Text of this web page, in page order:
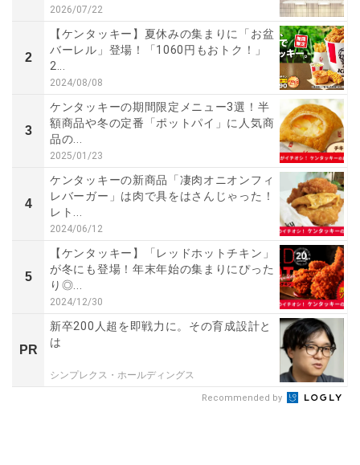
2026/07/22
2
【ケンタッキー】夏休みの集まりに「お盆
バーレル」登場！「1060円もおトク！」
2...
2024/08/08
3
ケンタッキーの期間限定メニュー3選！半
額商品や冬の定番「ポットパイ」に人気商
品の...
2025/01/23
4
ケンタッキーの新商品「凄肉オニオンフィ
レバーガー」は肉で具をはさんじゃった！
レト...
2024/06/12
5
【ケンタッキー】「レッドホットチキン」
が冬にも登場！年末年始の集まりにぴった
り◎...
2024/12/30
PR
新卒200人超を即戦力に。その育成設計と
は
シンプレクス・ホールディングス
Recommended by